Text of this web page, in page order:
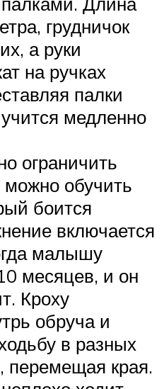
грудничок
а руки
на ручках
палки
медленно
ограничить
можно обучить
боится
включается
малышу
месяцев, и он
Кроху
обруча и
в разных
перемещая края.